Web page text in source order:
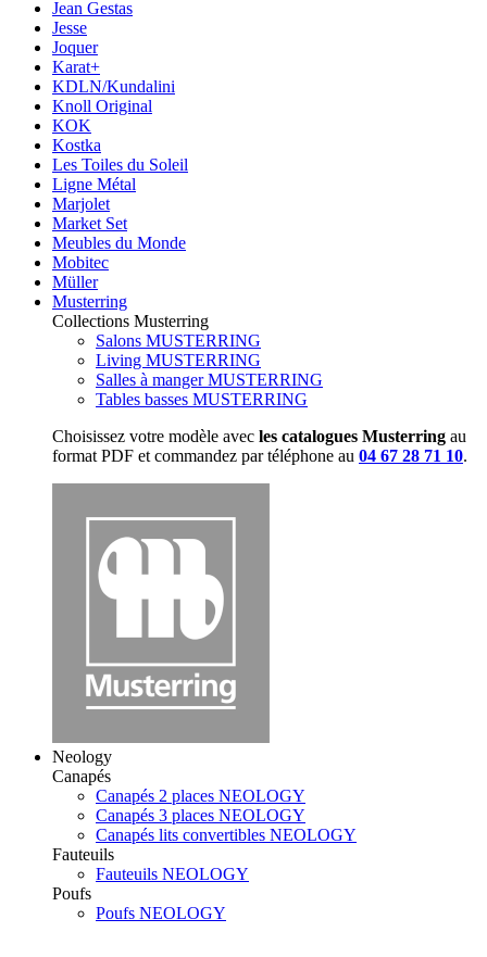
Jean Gestas
Jesse
Joquer
Karat+
KDLN/Kundalini
Knoll Original
KOK
Kostka
Les Toiles du Soleil
Ligne Métal
Marjolet
Market Set
Meubles du Monde
Mobitec
Müller
Musterring
Collections Musterring
Salons MUSTERRING
Living MUSTERRING
Salles à manger MUSTERRING
Tables basses MUSTERRING
Choisissez votre modèle avec les catalogues Musterring au
format PDF et commandez par téléphone au 04 67 28 71 10.
Neology
Canapés
Canapés 2 places NEOLOGY
Canapés 3 places NEOLOGY
Canapés lits convertibles NEOLOGY
Fauteuils
Fauteuils NEOLOGY
Poufs
Poufs NEOLOGY